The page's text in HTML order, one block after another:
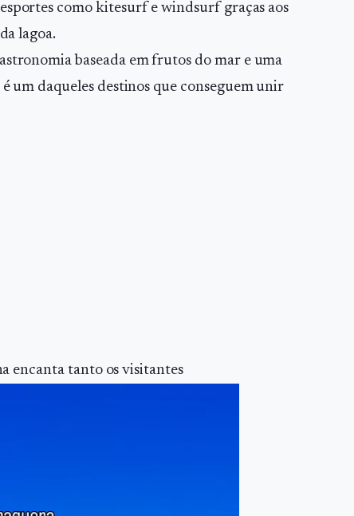
como kitesurf e windsurf graças aos
lagoa.
baseada em frutos do mar e uma
um daqueles destinos que conseguem unir
encanta tanto os visitantes